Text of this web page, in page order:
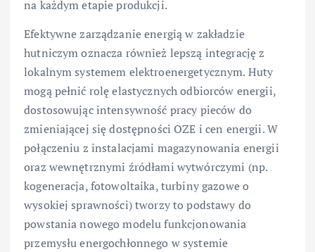
na każdym etapie produkcji.
Efektywne zarządzanie energią w zakładzie
hutniczym oznacza również lepszą integrację z
lokalnym systemem elektroenergetycznym. Huty
mogą pełnić rolę elastycznych odbiorców energii,
dostosowując intensywność pracy pieców do
zmieniającej się dostępności OZE i cen energii. W
połączeniu z instalacjami magazynowania energii
oraz wewnętrznymi źródłami wytwórczymi (np.
kogeneracja, fotowoltaika, turbiny gazowe o
wysokiej sprawności) tworzy to podstawy do
powstania nowego modelu funkcjonowania
przemysłu energochłonnego w systemie